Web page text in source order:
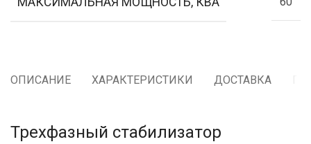
ОПИСАНИЕ ХАРАКТЕРИСТИКИ ДОСТАВКА
Трехфазный стабилизатор